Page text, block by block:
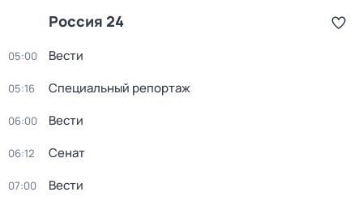
Россия 24
05:00 Вести
05:16 Специальный репортаж
06:00 Вести
06:12 Сенат
07:00 Вести